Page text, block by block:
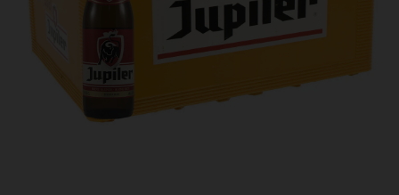
PROMOTIES
Bestellingen
Uitloggen